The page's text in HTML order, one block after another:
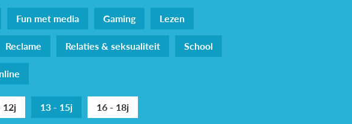
Fun met media Gaming
Lezen
Reclame Relaties & seksualiteit
School
12j 13 - 15j 16 - 18j